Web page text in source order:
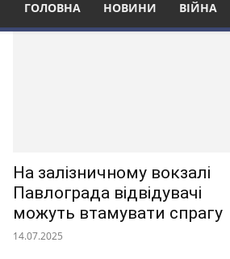
ГОЛОВНА НОВИНИ ВІЙНА
На залізничному вокзалі
Павлограда відвідувачі
можуть втамувати спрагу
14.07.2025